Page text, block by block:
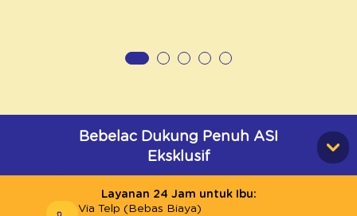
Bebelac Dukung Penuh ASI
Eksklusif
Layanan 24 Jam untuk Ibu:
Via Telp (Bebas Biaya)